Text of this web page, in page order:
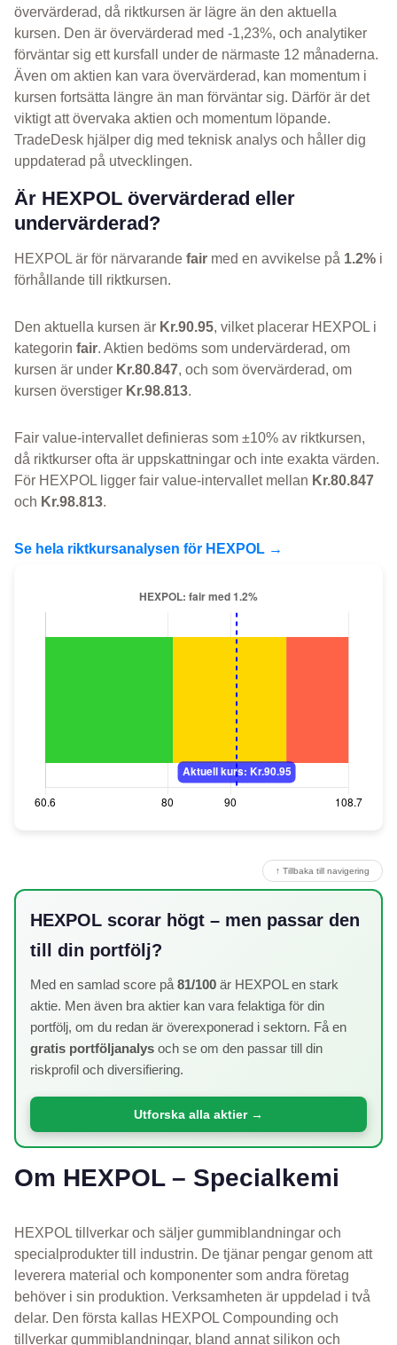
övervärderad, då riktkursen är lägre än den aktuella
kursen. Den är övervärderad med -1,23%, och analytiker
förväntar sig ett kursfall under de närmaste 12 månaderna.
Även om aktien kan vara övervärderad, kan momentum i
kursen fortsätta längre än man förväntar sig. Därför är det
viktigt att övervaka aktien och momentum löpande.
TradeDesk hjälper dig med teknisk analys och håller dig
uppdaterad på utvecklingen.
Är HEXPOL övervärderad eller
undervärderad?
HEXPOL är för närvarande fair med en avvikelse på 1.2% i
förhållande till riktkursen.
Den aktuella kursen är Kr.90.95, vilket placerar HEXPOL i
kategorin fair. Aktien bedöms som undervärderad, om
kursen är under Kr.80.847, och som övervärderad, om
kursen överstiger Kr.98.813.
Fair value-intervallet definieras som ±10% av riktkursen,
då riktkurser ofta är uppskattningar och inte exakta värden.
För HEXPOL ligger fair value-intervallet mellan Kr.80.847
och Kr.98.813.
Se hela riktkursanalysen för HEXPOL →
↑ Tillbaka till navigering
HEXPOL scorar högt – men passar den
till din portfölj?
Med en samlad score på 81/100 är HEXPOL en stark
aktie. Men även bra aktier kan vara felaktiga för din
portfölj, om du redan är överexponerad i sektorn. Få en
gratis portföljanalys och se om den passar till din
riskprofil och diversifiering.
Utforska alla aktier →
Om HEXPOL – Specialkemi
HEXPOL tillverkar och säljer gummiblandningar och
specialprodukter till industrin. De tjänar pengar genom att
leverera material och komponenter som andra företag
behöver i sin produktion. Verksamheten är uppdelad i två
delar. Den första kallas HEXPOL Compounding och
tillverkar gummiblandningar, bland annat silikon och